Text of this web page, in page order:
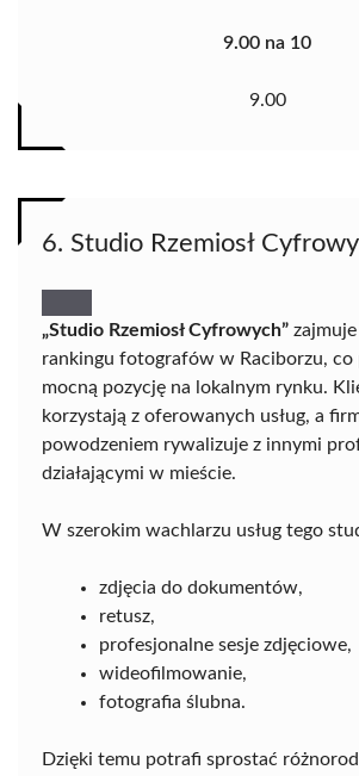
9.00 na 10
9.00
6. Studio Rzemiosł
„Studio Rzemiosł Cyfrowych”
rankingu fotografów w Raciborzu, co
mocną pozycję na lokalnym rynku.
korzystają z oferowanych usług, a
powodzeniem rywalizuje z innymi
działającymi w mieście.
W szerokim wachlarzu usług tego
zdjęcia do dokumentów,
retusz,
profesjonalne sesje zdjęciowe,
wideofilmowanie,
fotografia ślubna.
Dzięki temu potrafi sprostać